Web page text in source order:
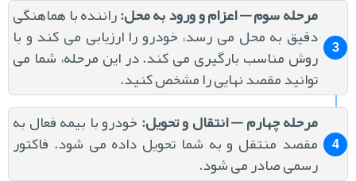
مرحله سوم — اعزام و ورود به محل:راننده با هماهنگی
دقیق به محل می رسد، خودرو را ارزیابی می کند و با
روش مناسب بارگیری می کند. در این مرحله، شما می
توانید مقصد نهایی را مشخص کنید.
مرحله چهارم — انتقال و تحویل:خودرو با بیمه فعال به
مقصد منتقل و به شما تحویل داده می شود. فاکتور
رسمی صادر می شود.